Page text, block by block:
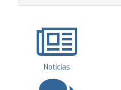
Notícias